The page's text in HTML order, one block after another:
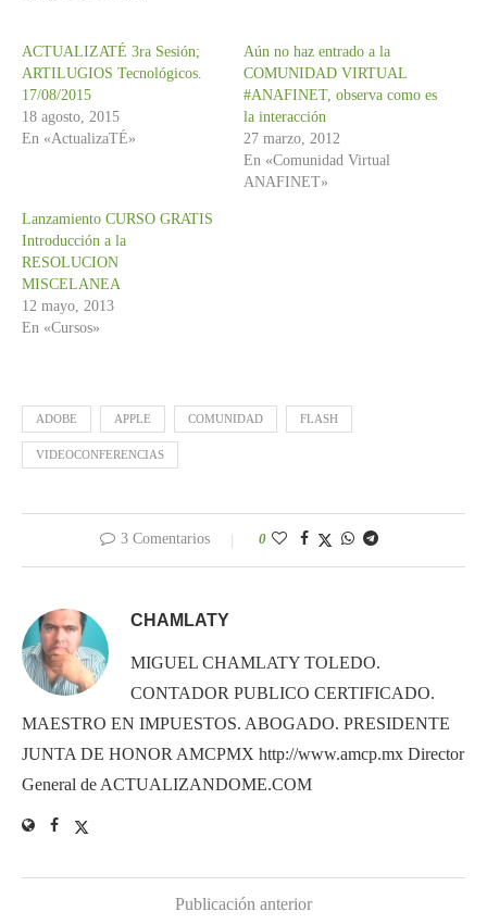
ACTUALIZATÉ 3ra Sesión;
ARTILUGIOS Tecnológicos.
17/08/2015
18 agosto, 2015
En «ActualizaTÉ»
Aún no haz entrado a la
COMUNIDAD VIRTUAL
#ANAFINET, observa como es
la interacción
27 marzo, 2012
En «Comunidad Virtual
ANAFINET»
Lanzamiento CURSO GRATIS
Introducción a la
RESOLUCION
MISCELANEA
12 mayo, 2013
En «Cursos»
ADOBE APPLE COMUNIDAD FLASH
VIDEOCONFERENCIAS
3 Comentarios 0
CHAMLATY
MIGUEL CHAMLATY TOLEDO.
CONTADOR PUBLICO CERTIFICADO.
MAESTRO EN IMPUESTOS. ABOGADO. PRESIDENTE
JUNTA DE HONOR AMCPMX http://www.amcp.mx Director
General de ACTUALIZANDOME.COM
Publicación anterior